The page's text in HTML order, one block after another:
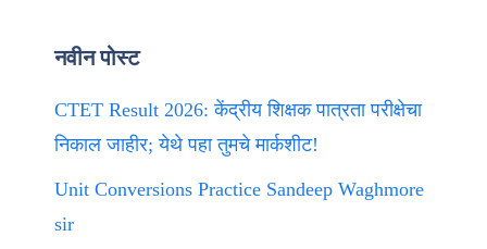
नवीन पोस्ट
CTET Result 2026: केंद्रीय शिक्षक पात्रता परीक्षेचा
निकाल जाहीर; येथे पहा तुमचे मार्कशीट!
Unit Conversions Practice Sandeep Waghmore
sir